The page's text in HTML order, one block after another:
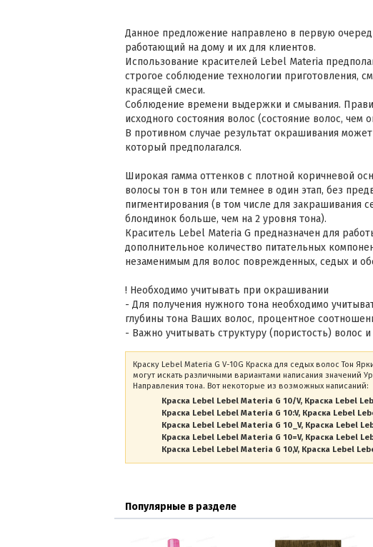
Данное предложение направлено в первую
работающий на дому и их для клиентов.
Использование красителей Lebel Materia
строгое соблюдение технологии приготовления,
красящей смеси.
Соблюдение времени выдержки и смывания.
исходного состояния волос (состояние волос, чем
В противном случае результат окрашивания может
который предполагался.
Широкая гамма оттенков с плотной коричневой
волосы тон в тон или темнее в один этап, без
пигментирования (в том числе для закрашивания
блондинок больше, чем на 2 уровня тона).
Краситель Lebel Materia G предназначен для
дополнительное количество питательных
незаменимым для волос поврежденных, седых и
! Необходимо учитывать при окрашивании
- Для получения нужного тона необходимо
глубины тона Ваших волос, процентное
- Важно учитывать структуру (пористость) волос и
Краску Lebel Materia G V-10G Краска для седых волос Тон
могут искать различными вариантами написания значений
Направления тона. Вот некоторые из возможных написаний:
Краска Lebel Lebel Materia G 10/V Краска Lebel
Краска Lebel Lebel Materia G 10:V Краска Lebel
Краска Lebel Lebel Materia G 10_V Краска Lebel
Краска Lebel Lebel Materia G 10=V Краска Lebel
Краска Lebel Lebel Materia G 10,V Краска Lebel
Популярные в разделе